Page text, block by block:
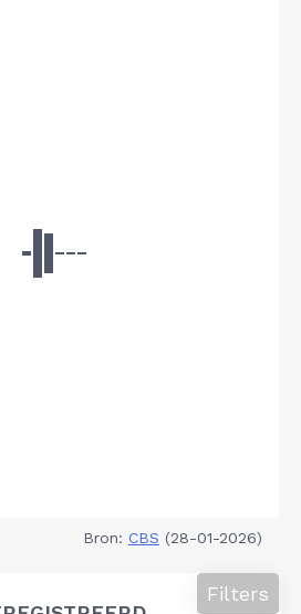
Bron: CBS (28-01-2026)
Filters